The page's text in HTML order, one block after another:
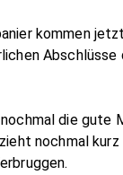
kommen
Abschlüsse
die gute
nochmal